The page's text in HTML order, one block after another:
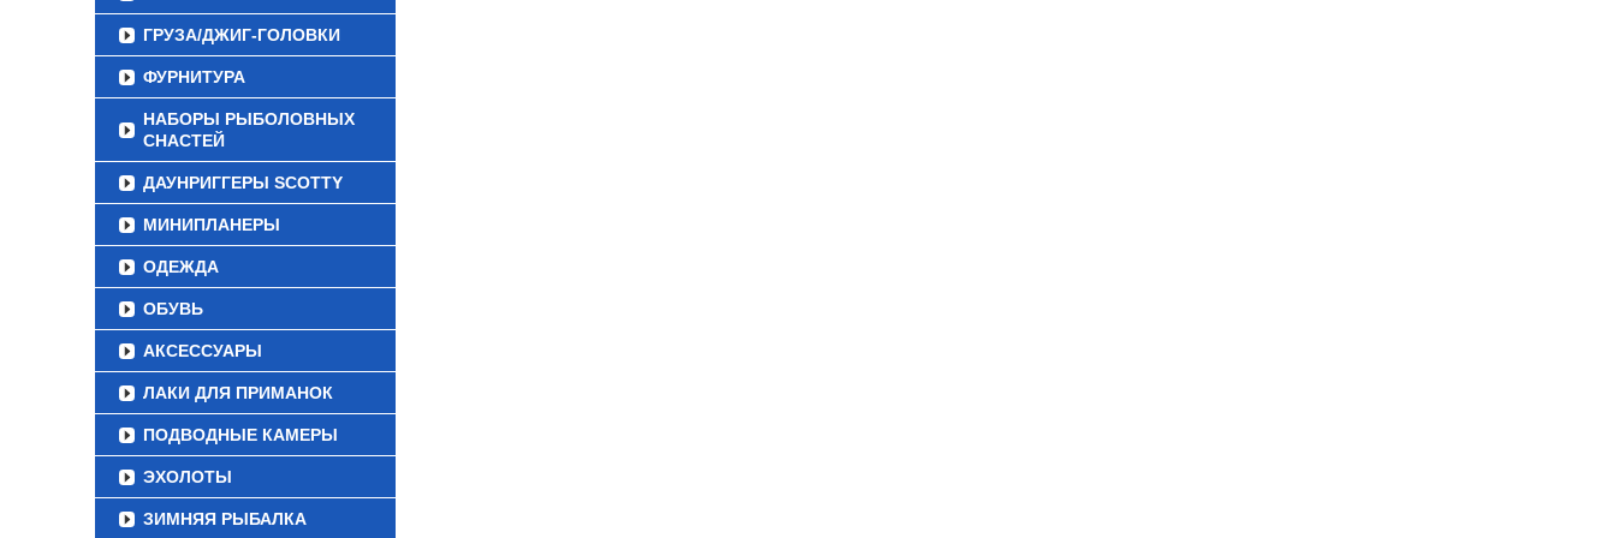
ГРУЗА/ДЖИГ-ГОЛОВКИ
ФУРНИТУРА
НАБОРЫ РЫБОЛОВНЫХ
СНАСТЕЙ
ДАУНРИГГЕРЫ SCOTTY
МИНИПЛАНЕРЫ
ОДЕЖДА
ОБУВЬ
АКСЕССУАРЫ
ЛАКИ ДЛЯ ПРИМАНОК
ПОДВОДНЫЕ КАМЕРЫ
ЭХОЛОТЫ
ЗИМНЯЯ РЫБАЛКА